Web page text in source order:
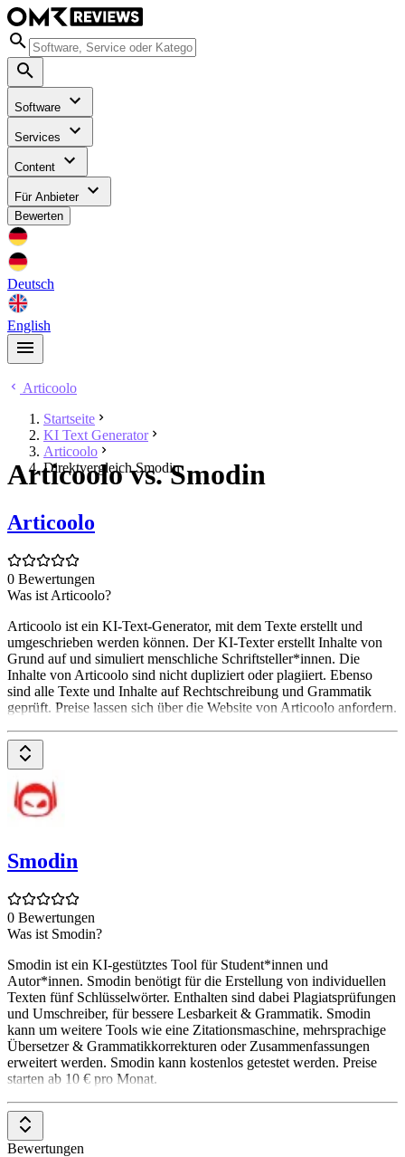
Software
Services
Content
Für Anbieter
Bewerten
Deutsch
English
Articoolo
Startseite
KI Text Generator
Articoolo
Direktvergleich Smodin
Articoolo vs. Smodin
Articoolo
0 Bewertungen
Was ist Articoolo?
Articoolo ist ein KI-Text-Generator, mit dem Texte erstellt und
umgeschrieben werden können. Der KI-Texter erstellt Inhalte von
Grund auf und simuliert menschliche Schriftsteller*innen. Die
Inhalte von Articoolo sind nicht dupliziert oder plagiiert. Ebenso
sind alle Texte und Inhalte auf Rechtschreibung und Grammatik
geprüft. Preise lassen sich über die Website von Articoolo anfordern.
Smodin
0 Bewertungen
Was ist Smodin?
Smodin ist ein KI-gestütztes Tool für Student*innen und
Autor*innen. Smodin benötigt für die Erstellung von individuellen
Texten fünf Schlüsselwörter. Enthalten sind dabei Plagiatsprüfungen
und Umschreiber, für bessere Lesbarkeit & Grammatik. Smodin
kann um weitere Tools wie eine Zitationsmaschine, mehrsprachige
Übersetzer & Grammatikkorrekturen oder Zusammenfassungen
erweitert werden. Smodin kann kostenlos getestet werden. Preise
starten ab 10 € pro Monat.
Bewertungen